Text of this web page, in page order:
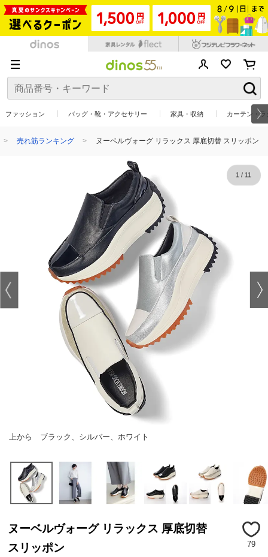
ファッション バッグ・靴・アクセサリー 家具・収納 カーテン・
売れ筋ランキング ヌーベルヴォーグ リラックス 厚底切替 スリッポン
上から ブラック、シルバー、ホワイト
1 / 11
ヌーベルヴォーグ リラックス 厚底切替
スリッポン
79